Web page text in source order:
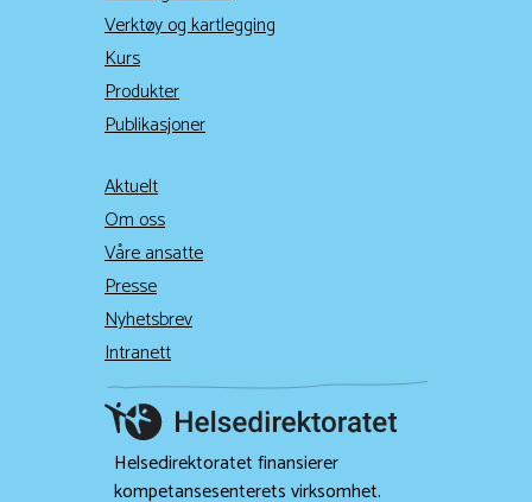
Verktøy og kartlegging
Kurs
Produkter
Publikasjoner
Aktuelt
Om oss
Våre ansatte
Presse
Nyhetsbrev
Intranett
Helsedirektoratet finansierer
kompetansesenterets virksomhet.